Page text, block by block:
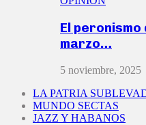
El
marzo…
5 noviembre, 2025
LA PATRIA
MUNDO SECTAS
JAZZ Y HABANOS